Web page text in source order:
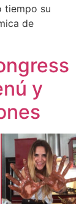
tiempo su
de
y